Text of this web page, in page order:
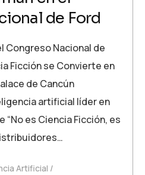
de Ford
Congreso Nacional de
Ficción se Convierte en
de Cancún
artificial líder en
“No es Ciencia Ficción, es
Artificial